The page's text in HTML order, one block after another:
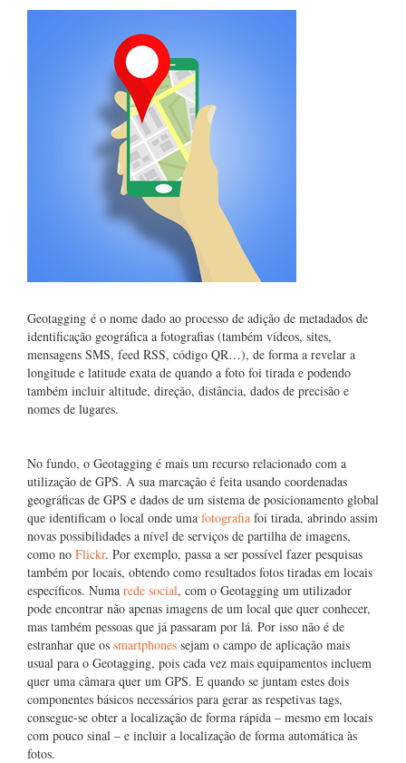
Geotagging é o nome dado ao processo de adição de metadados de
identificação geográfica a fotografias (também vídeos, sites,
mensagens SMS, feed RSS, código QR…), de forma a revelar a
longitude e latitude exata de quando a foto foi tirada e podendo
também incluir altitude, direção, distância, dados de precisão e
nomes de lugares.
No fundo, o Geotagging é mais um recurso relacionado com a
utilização de GPS. A sua marcação é feita usando coordenadas
geográficas de GPS e dados de um sistema de posicionamento global
que identificam o local onde uma fotografia foi tirada, abrindo assim
novas possibilidades a nível de serviços de partilha de imagens,
como no Flickr. Por exemplo, passa a ser possível fazer pesquisas
também por locais, obtendo como resultados fotos tiradas em locais
específicos. Numa rede social, com o Geotagging um utilizador
pode encontrar não apenas imagens de um local que quer conhecer,
mas também pessoas que já passaram por lá. Por isso não é de
estranhar que os smartphones sejam o campo de aplicação mais
usual para o Geotagging, pois cada vez mais equipamentos incluem
quer uma câmara quer um GPS. E quando se juntam estes dois
componentes básicos necessários para gerar as respetivas tags,
consegue-se obter a localização de forma rápida – mesmo em locais
com pouco sinal – e incluir a localização de forma automática às
fotos.